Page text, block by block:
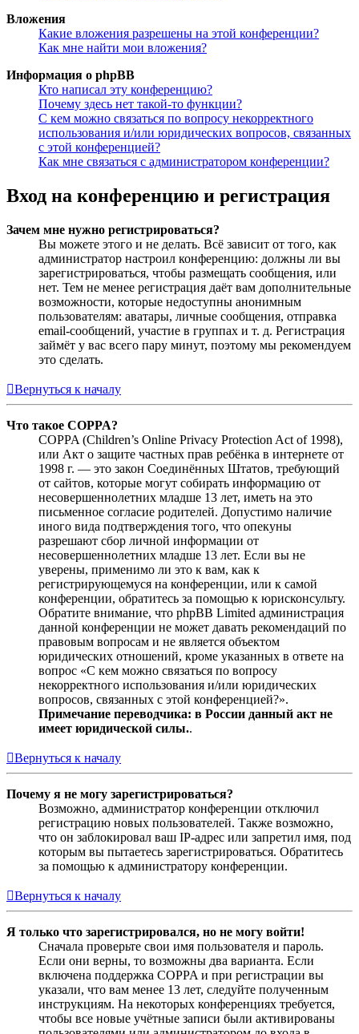
Вложения
Какие вложения разрешены на этой конференции?
Как мне найти мои вложения?
Информация о phpBB
Кто написал эту конференцию?
Почему здесь нет такой-то функции?
С кем можно связаться по вопросу некорректного
использования и/или юридических вопросов, связанных
с этой конференцией?
Как мне связаться с администратором конференции?
Вход на конференцию и регистрация
Зачем мне нужно регистрироваться?
Вы можете этого и не делать. Всё зависит от того, как
администратор настроил конференцию: должны ли вы
зарегистрироваться, чтобы размещать сообщения, или
нет. Тем не менее регистрация даёт вам дополнительные
возможности, которые недоступны анонимным
пользователям: аватары, личные сообщения, отправка
email-сообщений, участие в группах и т. д. Регистрация
займёт у вас всего пару минут, поэтому мы рекомендуем
это сделать.
Вернуться к началу
Что такое COPPA?
COPPA (Children’s Online Privacy Protection Act of 1998),
или Акт о защите частных прав ребёнка в интернете от
1998 г. — это закон Соединённых Штатов, требующий
от сайтов, которые могут собирать информацию от
несовершеннолетних младше 13 лет, иметь на это
письменное согласие родителей. Допустимо наличие
иного вида подтверждения того, что опекуны
разрешают сбор личной информации от
несовершеннолетних младше 13 лет. Если вы не
уверены, применимо ли это к вам, как к
регистрирующемуся на конференции, или к самой
конференции, обратитесь за помощью к юрисконсульту.
Обратите внимание, что phpBB Limited администрация
данной конференции не может давать рекомендаций по
правовым вопросам и не является объектом
юридических отношений, кроме указанных в ответе на
вопрос «С кем можно связаться по вопросу
некорректного использования и/или юридических
вопросов, связанных с этой конференцией?».
Примечание переводчика: в России данный акт не
имеет юридической силы..
Вернуться к началу
Почему я не могу зарегистрироваться?
Возможно, администратор конференции отключил
регистрацию новых пользователей. Также возможно,
что он заблокировал ваш IP-адрес или запретил имя, под
которым вы пытаетесь зарегистрироваться. Обратитесь
за помощью к администратору конференции.
Вернуться к началу
Я только что зарегистрировался, но не могу войти!
Сначала проверьте свои имя пользователя и пароль.
Если они верны, то возможны два варианта. Если
включена поддержка COPPA и при регистрации вы
указали, что вам менее 13 лет, следуйте полученным
инструкциям. На некоторых конференциях требуется,
чтобы все новые учётные записи были активированы